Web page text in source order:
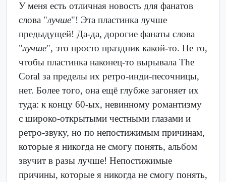
У меня есть отличная новость для фанатов
слова "лучше"! Эта пластинка лучше
предыдущей! Да-да, дорогие фанаты слова
"лучше", это просто праздник какой-то. Не то,
чтобы пластинка наконец-то вырывала The
Coral за пределы их ретро-инди-песочницы,
нет. Более того, она ещё глубже загоняет их
туда: к концу 60-ых, невинному романтизму
с широко-открытыми честными глазами и
ретро-звуку, но по непостижимым причинам,
которые я никогда не смогу понять, альбом
звучит в разы лучше! Непостижимые
причины, которые я никогда не смогу понять,